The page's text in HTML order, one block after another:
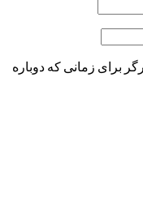
برای زمانی که دوباره